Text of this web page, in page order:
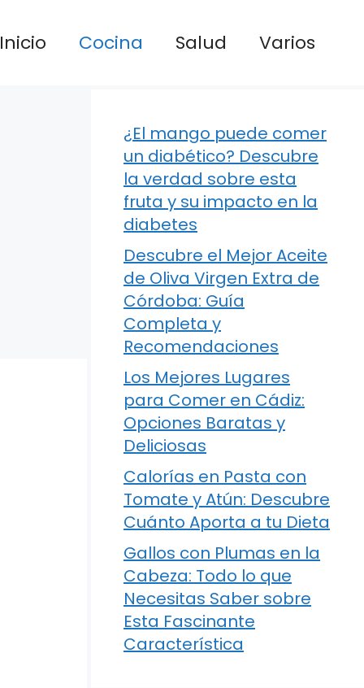
Inicio Cocina Salud Varios
¿El mango puede comer
un diabético? Descubre
la verdad sobre esta
fruta y su impacto en la
diabetes
Descubre el Mejor Aceite
de Oliva Virgen Extra de
Córdoba: Guía
Completa y
Recomendaciones
Los Mejores Lugares
para Comer en Cádiz:
Opciones Baratas y
Deliciosas
Calorías en Pasta con
Tomate y Atún: Descubre
Cuánto Aporta a tu Dieta
Gallos con Plumas en la
Cabeza: Todo lo que
Necesitas Saber sobre
Esta Fascinante
Característica